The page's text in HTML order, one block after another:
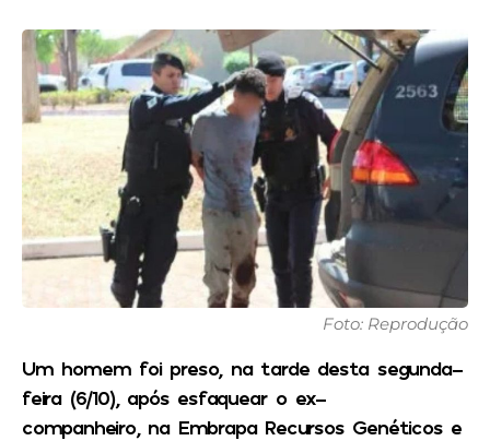
Foto: Reprodução
Um homem foi preso, na tarde desta segunda-
feira (6/10), após esfaquear o ex-
companheiro, na Embrapa Recursos Genéticos e